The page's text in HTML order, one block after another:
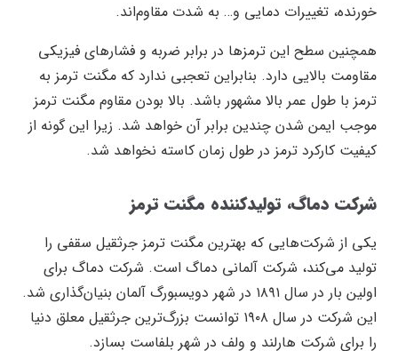
خورنده، تغییرات دمایی و… به شدت مقاوم‌اند.
همچنین سطح این ترمز‌ها در برابر ضربه و فشار‌های فیزیکی
مقاومت بالایی دارد. بنابراین تعجبی ندارد که مگنت ترمز به
ترمز با طول عمر بالا مشهور باشد. بالا بودن مقاوم مگنت ترمز
موجب ایمن شدن چندین برابر آن خواهد شد. زیرا این گونه از
کیفیت کارکرد ترمز در طول زمان کاسته نخواهد شد.
شرکت دماگ، تولید‌کننده مگنت ترمز
یکی از شرکت‌هایی که بهترین مگنت ترمز جرثقیل سقفی را
تولید می‌کند، شرکت آلمانی دماگ است. شرکت دماگ برای
اولین بار در سال ۱۸۹۱ در شهر دویسبورگ آلمان بنیان‌گذاری شد.
این شرکت در سال ۱۹۰۸ توانست بزرگ‌ترین جرثقیل معلق دنیا
را برای شرکت هارلند و ولف در شهر بلفاست بسازد.